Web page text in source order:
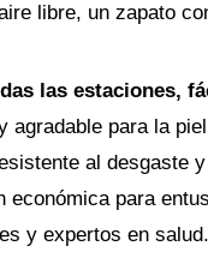
libre, un zapato
las estaciones,
agradable para la
al desgaste
económica para
y expertos en salud.